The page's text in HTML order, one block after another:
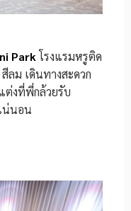
Parkโรงแรมหรูติด
ลม เดินทางสะดวก
ต่งที่พี่กล้วยรับ
น่นอน